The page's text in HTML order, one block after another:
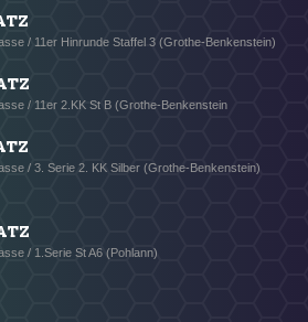
/ 11er Hinrunde Staffel 3 (Grothe-Benkenstein)
/ 11er 2.KK St B (Grothe-Benkenstein
/ 3. Serie 2. KK Silber (Grothe-Benkenstein)
/ 1.Serie St A6 (Pohlann)